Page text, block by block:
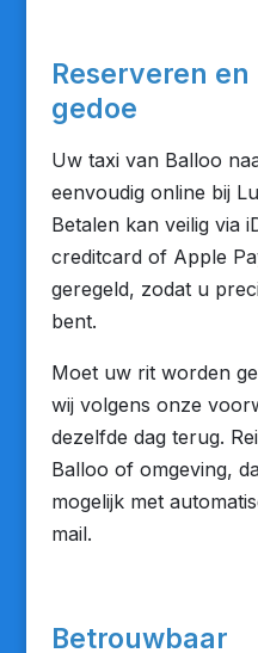
Reserveren
gedoe
Uw taxi van Balloo
eenvoudig online bij
Betalen kan veilig via
creditcard of Apple
geregeld, zodat u
bent.
Moet uw rit worden
wij volgens onze
dezelfde dag terug.
Balloo of omgeving,
mogelijk met
mail.
Betrouwbaar